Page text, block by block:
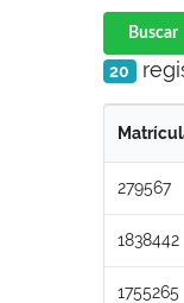
Buscar
20
279567
1838442
1755265